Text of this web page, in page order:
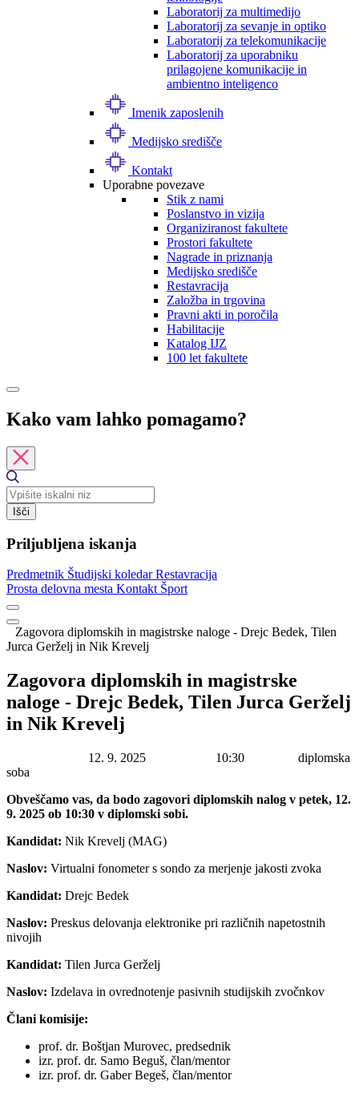
Laboratorij za multimedijo
Laboratorij za sevanje in optiko
Laboratorij za telekomunikacije
Laboratorij za uporabniku
prilagojene komunikacije in
ambientno inteligenco
Imenik zaposlenih
Medijsko središče
Kontakt
Uporabne povezave
Stik z nami
Poslanstvo in vizija
Organiziranost fakultete
Prostori fakultete
Nagrade in priznanja
Medijsko središče
Restavracija
Založba in trgovina
Pravni akti in poročila
Habilitacije
Katalog IJZ
100 let fakultete
Kako vam lahko pomagamo?
Išči
Priljubljena iskanja
Predmetnik Študijski koledarRestavracija
Prosta delovna mesta Kontakt Šport
Zagovora diplomskih in magistrske naloge - Drejc Bedek, Tilen
Jurca Gerželj in Nik Krevelj
Zagovora diplomskih in magistrske
naloge - Drejc Bedek, Tilen Jurca Gerželj
in Nik Krevelj
12. 9. 2025 10:30
diplomska
soba
Obveščamo vas, da bodo zagovori diplomskih nalog v petek, 12.
9. 2025 ob 10:30 v diplomski sobi.
Kandidat: Nik Krevelj (MAG)
Naslov: Virtualni fonometer s sondo za merjenje jakosti zvoka
Kandidat: Drejc Bedek
Naslov: Preskus delovanja elektronike pri različnih napetostnih
nivojih
Kandidat: Tilen Jurca Gerželj
Naslov: Izdelava in ovrednotenje pasivnih studijskih zvočnkov
Člani komisije:
prof. dr. Boštjan Murovec, predsednik
izr. prof. dr. Samo Beguš, član/mentor
izr. prof. dr. Gaber Begeš, član/mentor